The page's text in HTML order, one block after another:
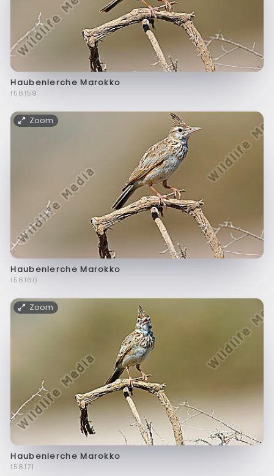
Haubenlerche Marokko
f58159
Zoom
Haubenlerche Marokko
f58160
Zoom
Haubenlerche Marokko
f58171